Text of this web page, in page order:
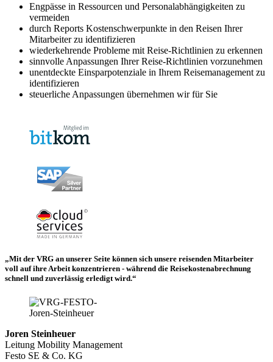
Engpässe in Ressourcen und Personalabhängigkeiten zu
vermeiden
durch Reports Kostenschwerpunkte in den Reisen Ihrer
Mitarbeiter zu identifizieren
wiederkehrende Probleme mit Reise-Richtlinien zu erkennen
sinnvolle Anpassungen Ihrer Reise-Richtlinien vorzunehmen
unentdeckte Einsparpotenziale in Ihrem Reisemanagement zu
identifizieren
steuerliche Anpassungen übernehmen wir für Sie
„Mit der VRG an unserer Seite können sich unsere reisenden Mitarbeiter
voll auf ihre Arbeit konzentrieren - während die Reisekostenabrechnung
schnell und zuverlässig erledigt wird.“
Joren Steinheuer
Leitung Mobility Management
Festo SE & Co. KG